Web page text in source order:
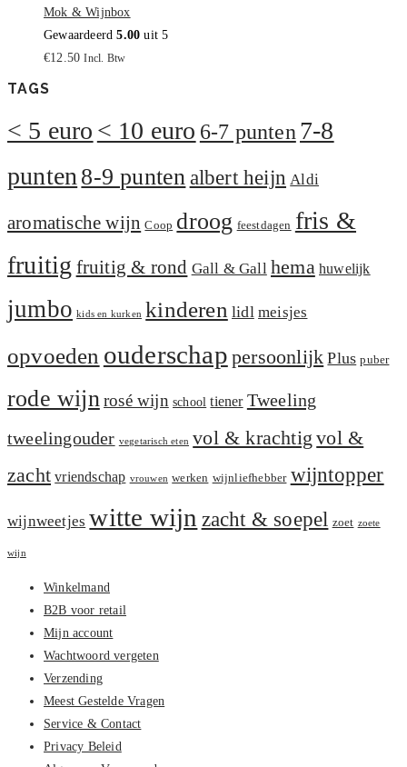
Mok & Wijnbox
Gewaardeerd5.00 uit 5
€12.50 Incl. Btw
TAGS
< 5 euro < 10 euro 6-7 punten7-8
punten8-9 puntenalbert heijn Aldi
aromatische wijn Coop droog feestdagen fris &
fruitig fruitig & rond Gall & Gall hema huwelijk
jumbo kids en kurken kinderen lidl meisjes
opvoeden ouderschap persoonlijk Plus puber
rode wijn rosé wijn school tiener Tweeling
tweelingouder vegetarisch eten vol & krachtig vol &
zacht vriendschap vrouwen werken wijnliefhebber wijntopper
wijnweetjes witte wijn zacht & soepel zoet zoete
wijn
Winkelmand
B2B voor retail
Mijn account
Wachtwoord vergeten
Verzending
Meest Gestelde Vragen
Service & Contact
Privacy Beleid